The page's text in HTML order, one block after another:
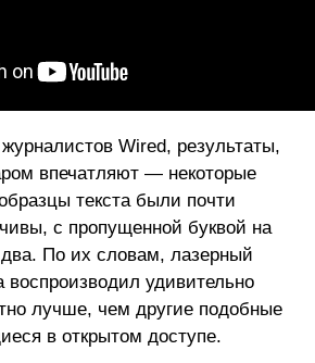
Wired, результаты,
впечатляют — некоторые
текста были почти
с пропущенной буквой на
По их словам, лазерный
удивительно
лучше, чем другие подобные
в открытом доступе.